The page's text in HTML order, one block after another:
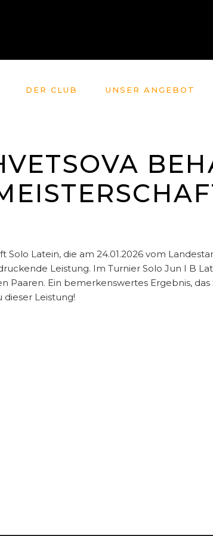
DER CLUB UNSER ANGEBOT
Solo Latein, die am 24.01.2026 vom
Leistung. Im Turnier Solo Jun I B
Paaren. Ein bemerkenswertes Ergebnis,
dieser Leistung!